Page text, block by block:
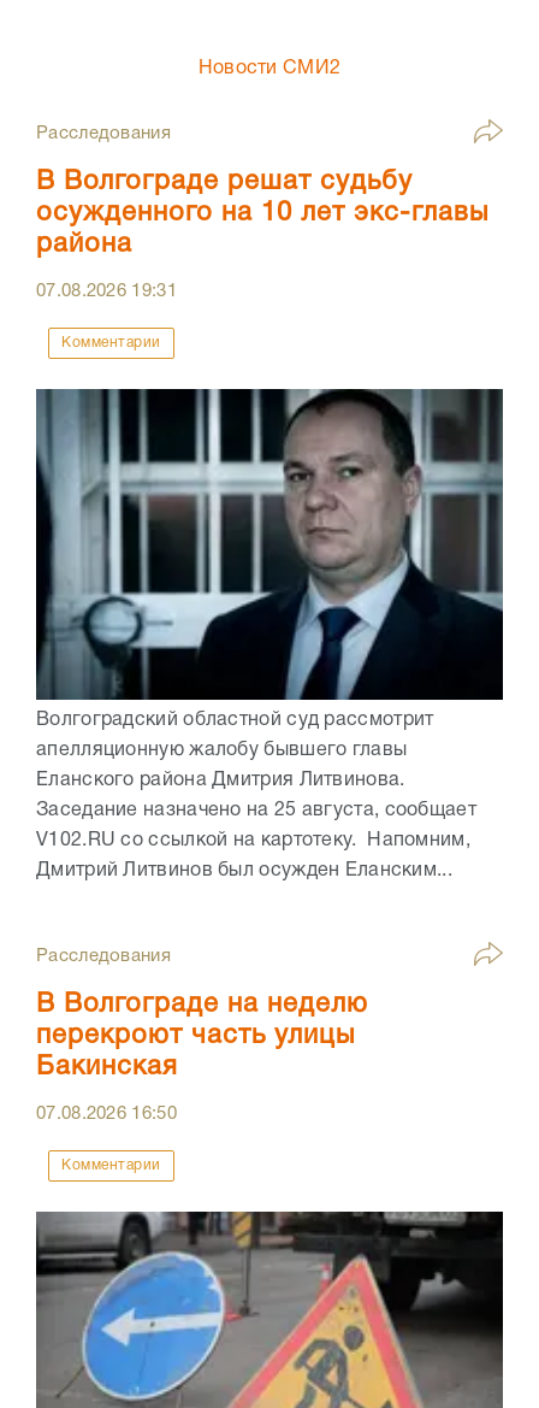
Новости СМИ2
Расследования
В Волгограде решат судьбу
осужденного на 10 лет экс-главы
района
07.08.2026 19:31
Комментарии
Волгоградский областной суд рассмотрит
апелляционную жалобу бывшего главы
Еланского района Дмитрия Литвинова.
Заседание назначено на 25 августа, сообщает
V102.RU со ссылкой на картотеку. Напомним,
Дмитрий Литвинов был осужден Еланским...
Расследования
В Волгограде на неделю
перекроют часть улицы
Бакинская
07.08.2026 16:50
Комментарии